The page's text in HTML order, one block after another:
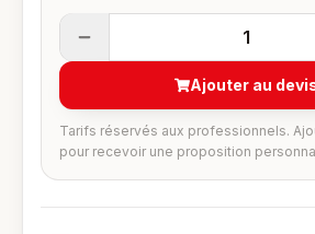
1
Ajouter au
Tarifs réservés aux professionnels.
pour recevoir une proposition